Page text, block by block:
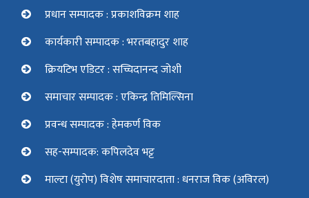
प्रधान सम्पादक : प्रकाशविक्रम शाह
कार्यकारी सम्पादक : भरतबहादुर शाह
क्रियटिभ एडिटर : सच्चिदानन्द जोशी
समाचार सम्पादक : एकिन्द्र तिमिल्सिना
प्रवन्ध सम्पादक : हेमकर्ण विक
सह-सम्पादक: कपिलदेव भट्ट
माल्टा (युरोप) विशेष समाचारदाता : धनराज विक (अविरल)